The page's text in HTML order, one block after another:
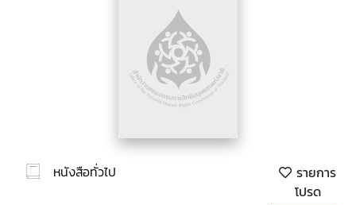
หนังสือทั่วไป
รายการ
โปรด